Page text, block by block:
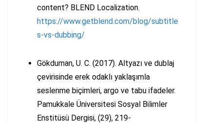
content? BLEND Localization.
https://www.getblend.com/blog/subtitle
s-vs-dubbing/
Gökduman, U. C. (2017). Altyazı ve dublaj
çevirisinde erek odaklı yaklaşımla
seslenme biçimleri, argo ve tabu ifadeler.
Pamukkale Üniversitesi Sosyal Bilimler
Enstitüsü Dergisi, (29), 219-